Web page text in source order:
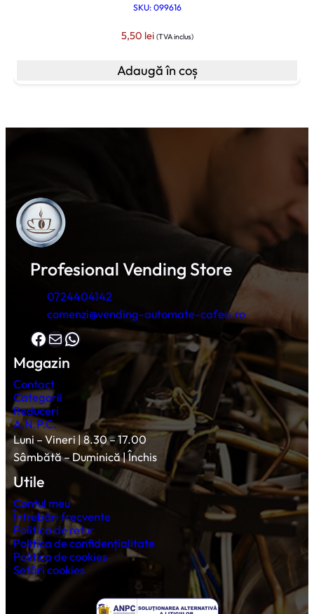
SKU: 099616
5,50 lei (TVA inclus)
Adaugă în coș
Profesional Vending Store
0724404142
comenzi@vending-automate-cafea.ro
Facebook Mail WhatsApp
Magazin
Contact
Categorii
Reduceri
A.N.P.C.
Luni – Vineri | 8.30 – 17.00
Sâmbătă – Duminică | Închis
Utile
Contul meu
Întrebări frecvente
Politica de retur
Politica de confidențialitate
Politica de cookies
Setări cookies